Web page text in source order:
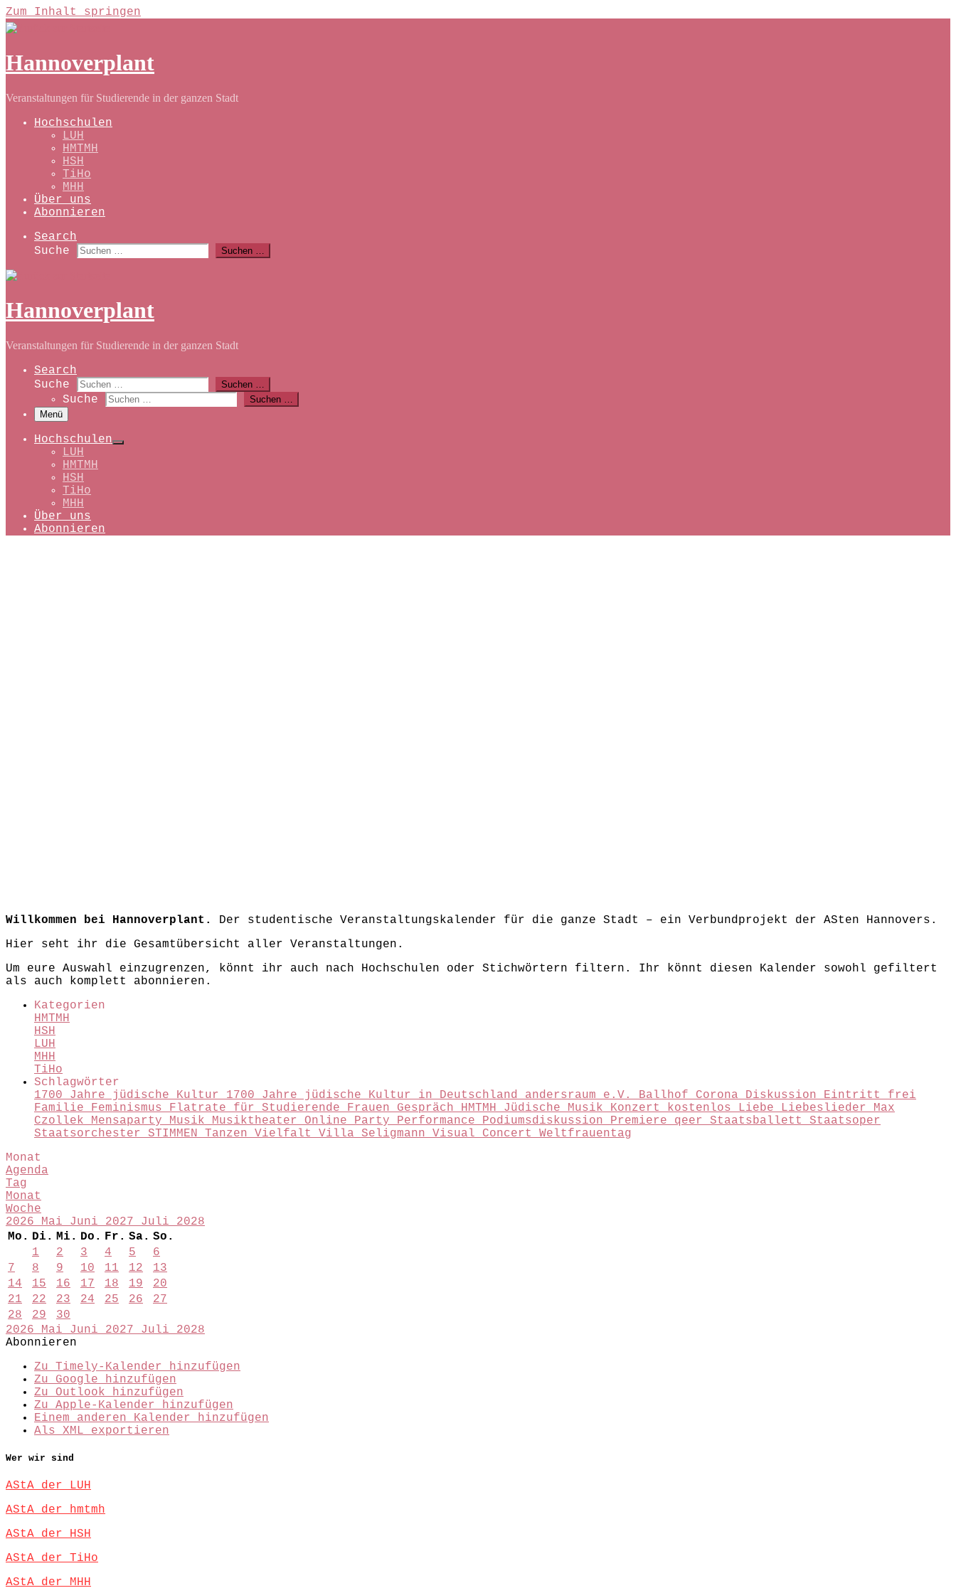
Zum Inhalt springen
Hannoverplant
Veranstaltungen für Studierende in der ganzen Stadt
Hochschulen
LUH
HMTMH
HSH
TiHo
MHH
Über uns
Abonnieren
Search
Suche
Suchen …
Hannoverplant
Veranstaltungen für Studierende in der ganzen Stadt
Search
Suche
Suchen …
Suche
Suchen …
Menü
Hochschulen
LUH
HMTMH
HSH
TiHo
MHH
Über uns
Abonnieren
Willkommen bei Hannoverplant.
Der studentische Veranstaltungskalender für die ganze Stadt – ein Verbundprojekt der ASten Hannovers.
Hier seht ihr die Gesamtübersicht aller Veranstaltungen.
Um eure Auswahl einzugrenzen, könnt ihr auch nach Hochschulen oder Stichwörtern filtern. Ihr könnt diesen Kalender sowohl gefiltert
als auch komplett abonnieren.
Kategorien
HMTMH
HSH
LUH
MHH
TiHo
Schlagwörter
1700 Jahre jüdische Kultur 1700 Jahre jüdische Kultur in Deutschland andersraum e.V. Ballhof Corona Diskussion Eintritt frei
Familie Feminismus Flatrate für Studierende Frauen Gespräch HMTMH Jüdische Musik Konzert kostenlos Liebe Liebeslieder Max
Czollek Mensaparty Musik Musiktheater Online Party Performance Podiumsdiskussion Premiere qeer Staatsballett Staatsoper
Staatsorchester STIMMEN Tanzen Vielfalt Villa Seligmann Visual Concert Weltfrauentag
Monat
Agenda
Tag
Monat
Woche
2026 Mai Juni 2027 Juli 2028
Mo. Di. Mi. Do. Fr. Sa. So.
1
2 3 4 5
6
7
8 9 10 11 12
13
14
15 16 17 18 19
20
21
22 23 24 25 26
27
28
29
30
2026 Mai Juni 2027 Juli 2028
Abonnieren
Zu Timely-Kalender hinzufügen
Zu Google hinzufügen
Zu Outlook hinzufügen
Zu Apple-Kalender hinzufügen
Einem anderen Kalender hinzufügen
Als XML exportieren
Wer wir sind
AStA der LUH
AStA der hmtmh
AStA der HSH
AStA der TiHo
AStA der MHH